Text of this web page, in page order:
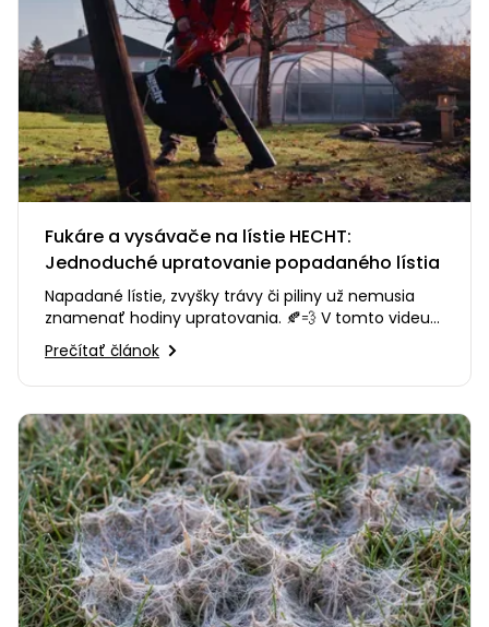
Fukáre a vysávače na lístie HECHT:
Jednoduché upratovanie popadaného lístia
Napadané lístie, zvyšky trávy či piliny už nemusia
znamenať hodiny upratovania. 🍂💨 V tomto videu
vám predstavíme fukáre…
Prečítať článok